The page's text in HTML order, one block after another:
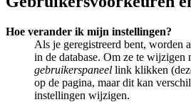
Hoe verander ik mijn instellingen?
Als je geregistreerd bent, worden
in de database. Om ze te wijzigen
gebruikerspaneel link klikken
op de pagina, maar dit kan
instellingen wijzigen.